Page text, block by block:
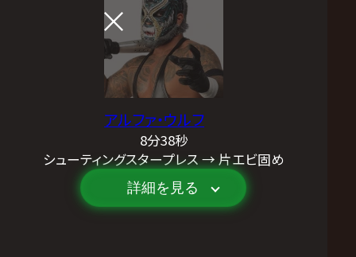
アルファ・ウルフ
8分38秒
シューティングスタープレス → 片エビ固め
詳細を見る